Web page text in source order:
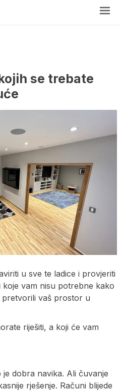
se trebate
u sve te ladice i provjeriti
koje vam nisu potrebne kako
pretvorili vaš prostor u
riješiti, a koji će vam
dobra navika. Ali čuvanje
rješenje. Računi blijede